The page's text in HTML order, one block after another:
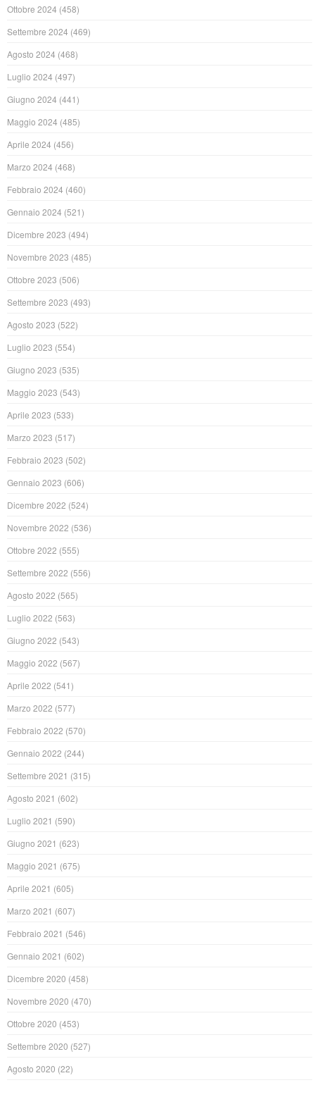
Ottobre 2024 (458)
Settembre 2024 (469)
Agosto 2024 (468)
Luglio 2024 (497)
Giugno 2024 (441)
Maggio 2024 (485)
Aprile 2024 (456)
Marzo 2024 (468)
Febbraio 2024 (460)
Gennaio 2024 (521)
Dicembre 2023 (494)
Novembre 2023 (485)
Ottobre 2023 (506)
Settembre 2023 (493)
Agosto 2023 (522)
Luglio 2023 (554)
Giugno 2023 (535)
Maggio 2023 (543)
Aprile 2023 (533)
Marzo 2023 (517)
Febbraio 2023 (502)
Gennaio 2023 (606)
Dicembre 2022 (524)
Novembre 2022 (536)
Ottobre 2022 (555)
Settembre 2022 (556)
Agosto 2022 (565)
Luglio 2022 (563)
Giugno 2022 (543)
Maggio 2022 (567)
Aprile 2022 (541)
Marzo 2022 (577)
Febbraio 2022 (570)
Gennaio 2022 (244)
Settembre 2021 (315)
Agosto 2021 (602)
Luglio 2021 (590)
Giugno 2021 (623)
Maggio 2021 (675)
Aprile 2021 (605)
Marzo 2021 (607)
Febbraio 2021 (546)
Gennaio 2021 (602)
Dicembre 2020 (458)
Novembre 2020 (470)
Ottobre 2020 (453)
Settembre 2020 (527)
Agosto 2020 (22)